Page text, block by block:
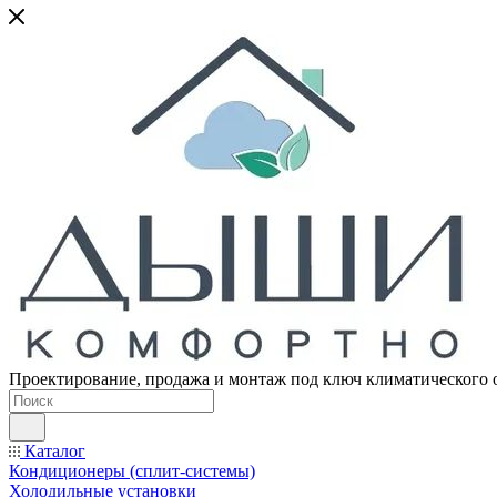
Проектирование, продажа и монтаж под ключ климатического
Каталог
Кондиционеры (сплит-системы)
Холодильные установки